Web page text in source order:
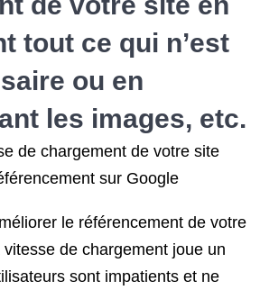
tout ce qui n’est
ou en
les images, etc.
de chargement de votre site
sur Google
le référencement de votre
de chargement joue un
sont impatients et ne